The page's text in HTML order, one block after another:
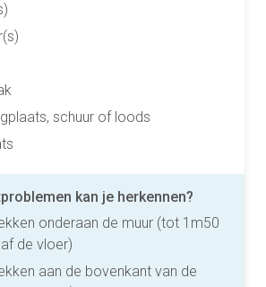
schuur of loods
kan je herkennen?
onderaan de muur (tot 1m50
de vloer)
aan de bovenkant van de